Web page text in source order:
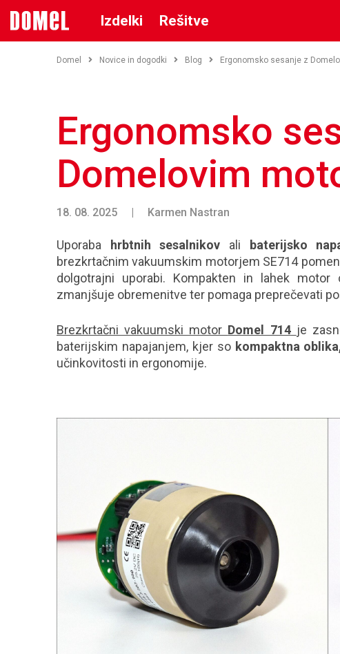
Izdelki Rešitve
Domel Novice in dogodki Blog Ergonomsko sesanje z
Ergonomsko
Domelovim
18. 08. 2025 | Karmen Nastran
Uporaba hrbtnih sesalnikov ali baterijsko
brezkrtačnim vakuumskim motorjem SE714
dolgotrajni uporabi. Kompakten in lahek
zmanjšuje obremenitve ter pomaga preprečevati
Brezkrtačni vakuumski motor Domel 714 je
baterijskim napajanjem, kjer so kompaktna
učinkovitosti in ergonomije.